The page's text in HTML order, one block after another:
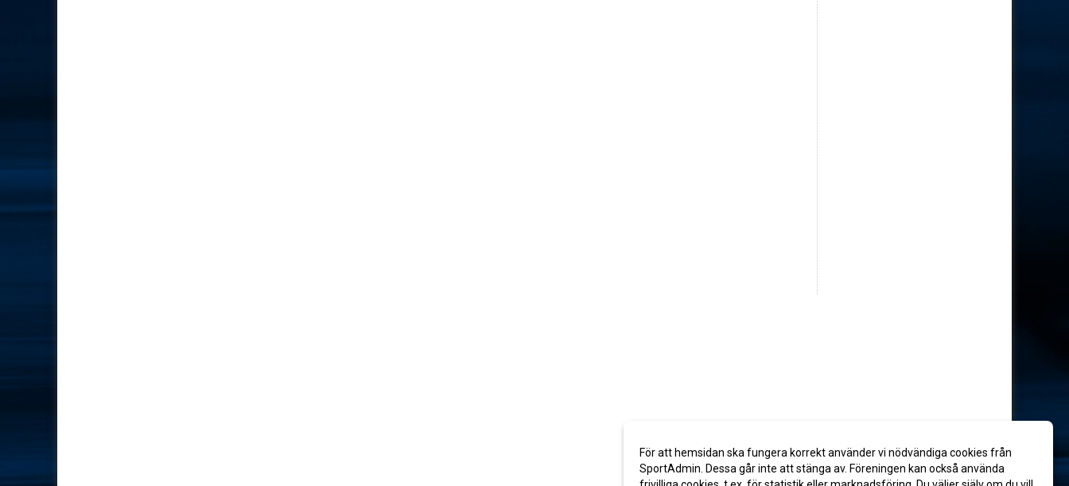
För att hemsidan ska fungera korrekt använder vi nödvändiga cookies från
SportAdmin. Dessa går inte att stänga av. Föreningen kan också använda